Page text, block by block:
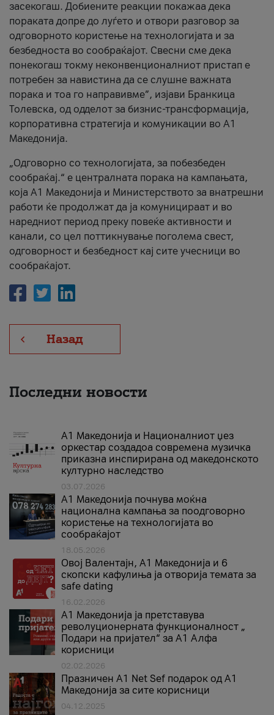
засекогаш. Добиените реакции покажаа дека
пораката допре до луѓето и отвори разговор за
одговорното користење на технологијата и за
безбедноста во сообраќајот. Свесни сме дека
понекогаш токму неконвенционалниот пристап е
потребен за навистина да се слушне важната
порака и тоа го направивме”, изјави Бранкица
Толевска, од одделот за бизнис-трансформација,
корпоративна стратегија и комуникации во А1
Македонија.
„Одговорно со технологијата, за побезбеден
сообраќај.“ е централната порака на кампањата,
која A1 Македонија и Министерството за внатрешни
работи ќе продолжат да ја комуницираат и во
наредниот период преку повеќе активности и
канали, со цел поттикнување поголема свест,
одговорност и безбедност кај сите учесници во
сообраќајот.
Назад
Последни новости
А1 Македонија и Националниот џез
оркестар создадоа современа музичка
приказна инспирирана од македонското
културно наследство
03.07.2026
A1 Македонија почнува моќна
национална кампања за поодговорно
користење на технологијата во
сообраќајот
18.05.2026
Овој Валентајн, A1 Македонија и 6
скопски кафулиња ја отворија темата за
safe dating
16.02.2026
А1 Македонија ја претставува
револуционерната функционалност „
Подари на пријател“ за А1 Алфа
корисници
02.02.2026
Празничен A1 Net Sеf подарок од А1
Македонија за сите корисници
04.12.2025